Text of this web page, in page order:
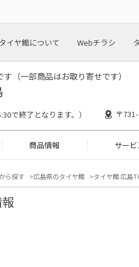
タイヤ館について Webチラシ
（一部商品はお取り寄せです）
で終了となります。） 〒
商品情報 サー
ら探す 広島県のタイヤ館 タイヤ館 広島